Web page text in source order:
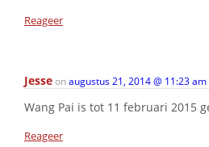
Reageer
Jesseonaugustus 21, 2014 @ 11:23 am
Wang Pai is tot 11 februari 2015
Reageer